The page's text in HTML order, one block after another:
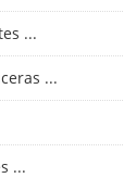
...
...
...